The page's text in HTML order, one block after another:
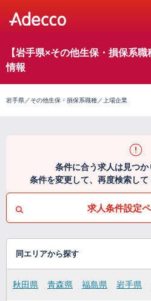
【岩手県×その他生保・損保系
情報
岩手県／その他生保・損保系職種／上場企業
条件に合う求人は見つか
条件を変更して、再度検索して
求人条件設定
同エリアから探す
秋田県 青森県 福島県 岩手県